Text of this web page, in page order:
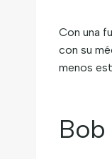
Con una
con su
menos